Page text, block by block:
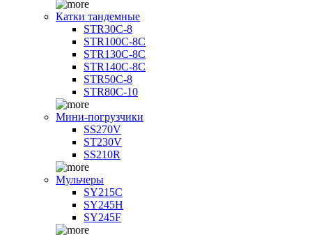
Катки тандемные
STR30C-8
STR100C-8С
STR130C-8С
STR140C-8С
STR50C-8
STR80C-10
Мини-погрузчики
SS270V
ST230V
SS210R
Мульчеры
SY215C
SY245H
SY245F